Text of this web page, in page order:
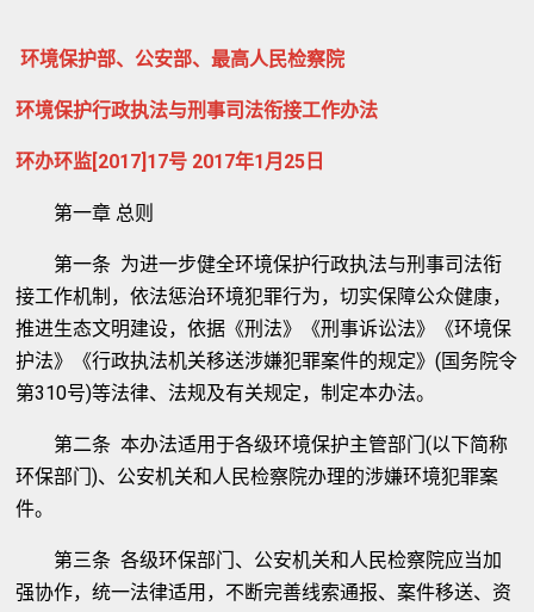
环境保护部、公安部、最高人民检察院
环境保护行政执法与刑事司法衔接工作办法
环办环监[2017]17号 2017年1月25日
第一章 总则
第一条 为进一步健全环境保护行政执法与刑事司法衔
接工作机制，依法惩治环境犯罪行为，切实保障公众健康，
推进生态文明建设，依据《刑法》《刑事诉讼法》《环境保
护法》《行政执法机关移送涉嫌犯罪案件的规定》(国务院令
第310号)等法律、法规及有关规定，制定本办法。
第二条 本办法适用于各级环境保护主管部门(以下简称
环保部门)、公安机关和人民检察院办理的涉嫌环境犯罪案
件。
第三条 各级环保部门、公安机关和人民检察院应当加
强协作，统一法律适用，不断完善线索通报、案件移送、资